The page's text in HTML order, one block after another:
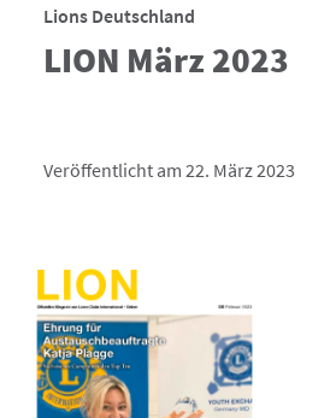
Lions Deutschland
LION März 2023
Veröffentlicht am 22. März 2023